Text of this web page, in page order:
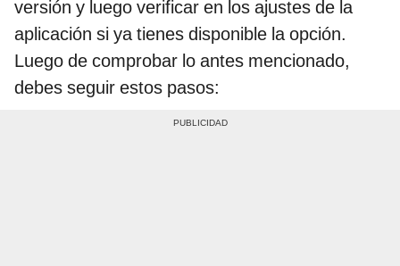
versión y luego verificar en los ajustes de la
aplicación si ya tienes disponible la opción.
Luego de comprobar lo antes mencionado,
debes seguir estos pasos: